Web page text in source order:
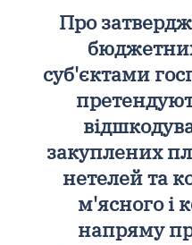
Про
суб'єктами
закуплених
нетелей та
м'ясного і
напряму